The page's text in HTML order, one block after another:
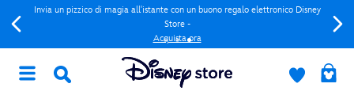
Invia un pizzico di magia all'istante con un buono regalo elettronico Disney
Store -
Acquista ora